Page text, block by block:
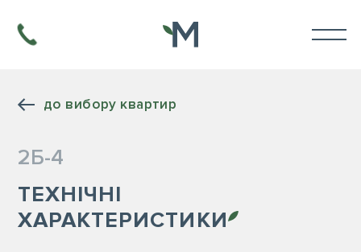
до вибору квартир
2Б-4
ТЕХНІЧНІ
ХАРАКТЕРИСТИКИ